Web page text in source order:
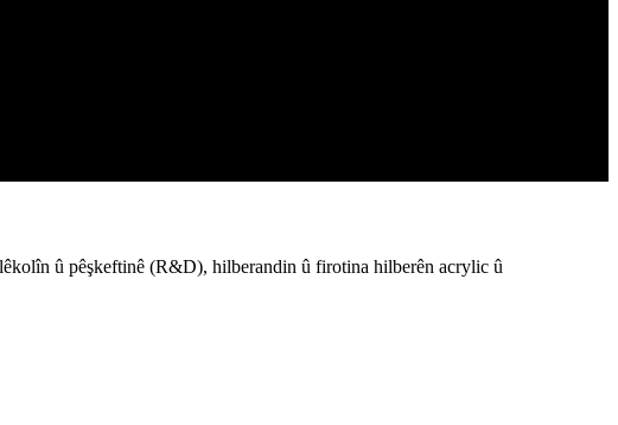
û pêşkeftinê (R&D), hilberandin û firotina hilberên acrylic û